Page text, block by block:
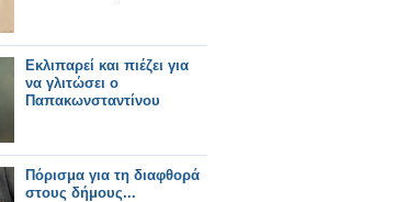
Εκλιπαρεί και πιέζει για
να γλιτώσει ο
Παπακωνσταντίνου
Πόρισμα για τη διαφθορά
στους δήμους...